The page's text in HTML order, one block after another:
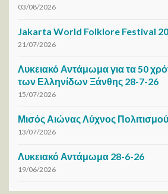
03/08/2026
Jakarta World Folklore Festival
21/07/2026
Λυκειακό Αντάμωμα για τα 50
των Ελληνίδων Ξάνθης 28-7-26
15/07/2026
Μισός Αιώνας Λύχνος Πολιτισμού
13/07/2026
Λυκειακό Αντάμωμα 28-6-26
19/06/2026